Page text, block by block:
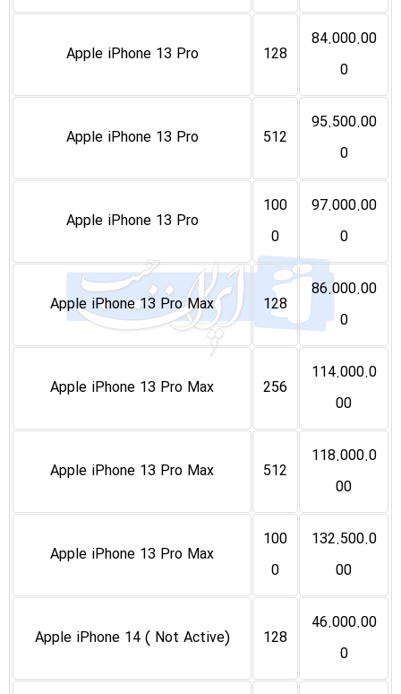
84.000.00
0
128
Apple iPhone 13 Pro
95.500.00
0
512
Apple iPhone 13 Pro
97.000.00
0
100
0
Apple iPhone 13 Pro
86.000.00
0
128
Apple iPhone 13 Pro Max
114.000.0
00
256
Apple iPhone 13 Pro Max
118.000.0
00
512
Apple iPhone 13 Pro Max
132.500.0
00
100
0
Apple iPhone 13 Pro Max
46.000.00
0
128
(Not Active ) Apple iPhone 14